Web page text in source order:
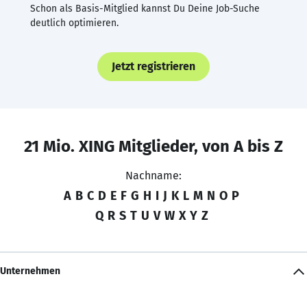
Schon als Basis-Mitglied kannst Du Deine Job-Suche
deutlich optimieren.
Jetzt registrieren
21 Mio. XING Mitglieder, von A bis Z
Nachname:
A B C D E F G H I J K L M N O P
Q R S T U V W X Y Z
Unternehmen